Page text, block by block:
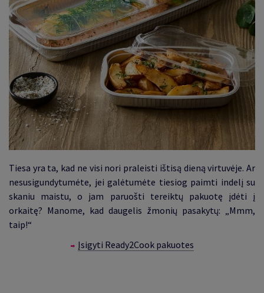
Tiesa yra ta, kad ne visi nori praleisti ištisą dieną virtuvėje. Ar
nesusigundytumėte, jei galėtumėte tiesiog paimti indelį su
skaniu maistu, o jam paruošti tereiktų pakuotę įdėti į
orkaitę? Manome, kad daugelis žmonių pasakytų: „Mmm,
taip!“
Įsigyti Ready2Cook pakuotes